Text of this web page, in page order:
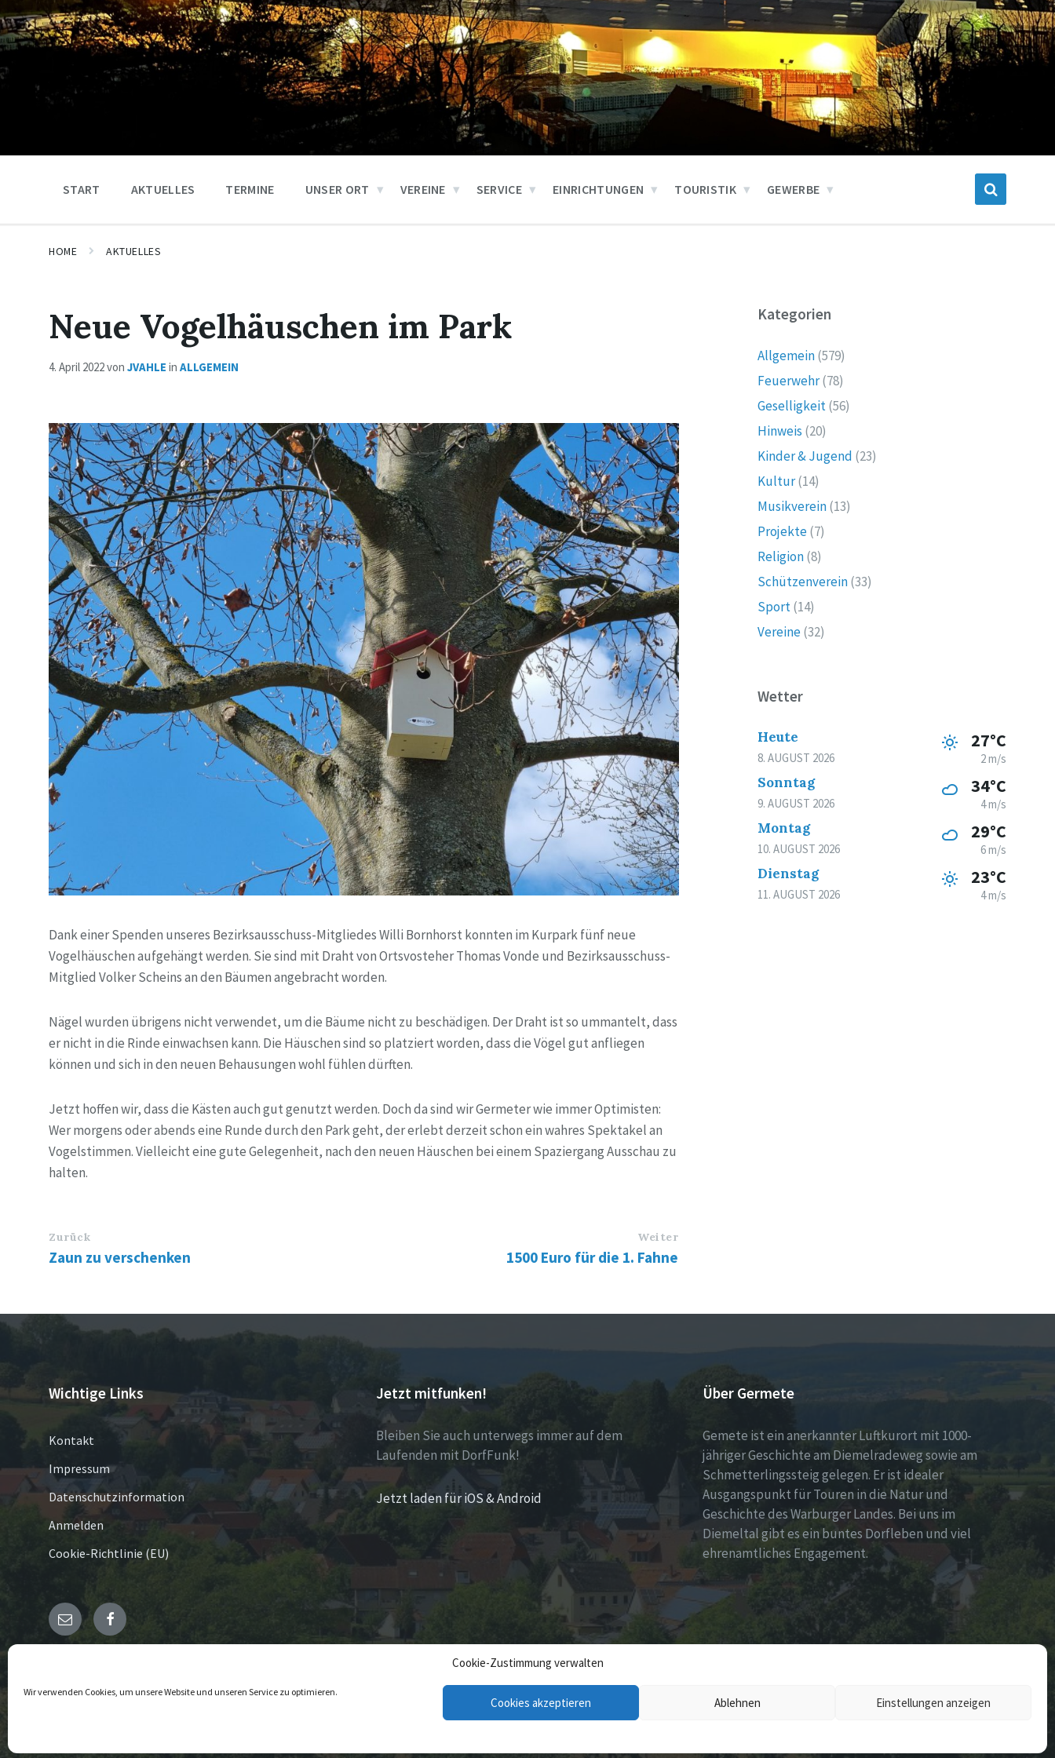
Cookie-Zustimmung verwalten
Wir verwenden Cookies, um unsere Website und unseren Service zu optimieren.
Cookies akzeptieren Ablehnen Einstellungen anzeigen
START AKTUELLES TERMINE UNSER ORT VEREINE SERVICE EINRICHTUNGEN TOURISTIK GEWERBE
HOME AKTUELLES
Neue Vogelhäuschen im Park
4. April 2022von JVAHLE in ALLGEMEIN
Dank einer Spenden unseres Bezirksausschuss-Mitgliedes Willi Bornhorst konnten im Kurpark fünf neue
Vogelhäuschen aufgehängt werden. Sie sind mit Draht von Ortsvosteher Thomas Vonde und Bezirksausschuss-
Mitglied Volker Scheins an den Bäumen angebracht worden.
Nägel wurden übrigens nicht verwendet, um die Bäume nicht zu beschädigen. Der Draht ist so ummantelt, dass
er nicht in die Rinde einwachsen kann. Die Häuschen sind so platziert worden, dass die Vögel gut anfliegen
können und sich in den neuen Behausungen wohl fühlen dürften.
Jetzt hoffen wir, dass die Kästen auch gut genutzt werden. Doch da sind wir Germeter wie immer Optimisten:
Wer morgens oder abends eine Runde durch den Park geht, der erlebt derzeit schon ein wahres Spektakel an
Vogelstimmen. Vielleicht eine gute Gelegenheit, nach den neuen Häuschen bei einem Spaziergang Ausschau zu
halten.
Zurück
Zaun zu verschenken
Weiter
1500 Euro für die 1. Fahne
Kategorien
Allgemein(579)
Feuerwehr(78)
Geselligkeit(56)
Hinweis (20)
Kinder & Jugend (23)
Kultur(14)
Musikverein(13)
Projekte(7)
Religion(8)
Schützenverein(33)
Sport(14)
Vereine(32)
Wetter
Heute
8. AUGUST 2026
27°C
2 m/s
Sonntag
9. AUGUST 2026
34°C
4 m/s
Montag
10. AUGUST 2026
29°C
6 m/s
Dienstag
11. AUGUST 2026
23°C
4 m/s
Wichtige Links
Kontakt
Impressum
Datenschutzinformation
Anmelden
Cookie-Richtlinie (EU)
Jetzt mitfunken!
Bleiben Sie auch unterwegs immer auf dem
Laufenden mit DorfFunk!
Jetzt laden für iOS & Android
Über Germete
Gemete ist ein anerkannter Luftkurort mit 1000-
jähriger Geschichte am Diemelradeweg sowie am
Schmetterlingssteig gelegen. Er ist idealer
Ausgangspunkt für Touren in die Natur und
Geschichte des Warburger Landes. Bei uns im
Diemeltal gibt es ein buntes Dorfleben und viel
ehrenamtliches Engagement.
E- Facebook